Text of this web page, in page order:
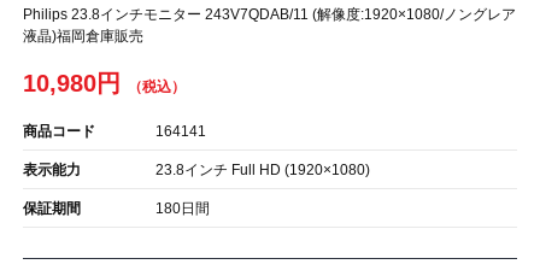
Philips 23.8インチモニター 243V7QDAB/11 (解像度:1920×1080/ノングレア
液晶)福岡倉庫販売
10,980円
商品コード 164141
表示能力 23.8インチ Full HD (1920×1080)
保証期間 180日間